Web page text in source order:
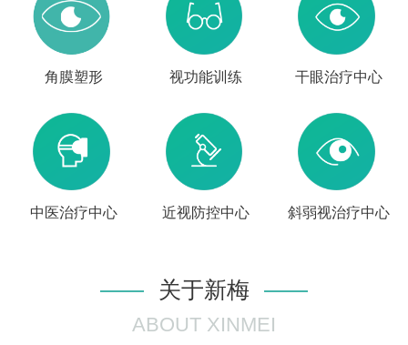
角膜塑形 视功能训练 干眼治疗中心
中医治疗中心 近视防控中心 斜弱视治疗中心
关于新梅
ABOUT XINMEI